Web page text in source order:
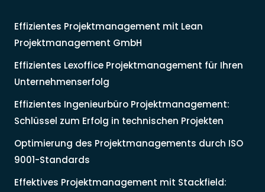
Effizientes Projektmanagement mit Lean
Projektmanagement GmbH
Effizientes Lexoffice Projektmanagement für Ihren
Unternehmenserfolg
Effizientes Ingenieurbüro Projektmanagement:
Schlüssel zum Erfolg in technischen Projekten
Optimierung des Projektmanagements durch ISO
9001-Standards
Effektives Projektmanagement mit Stackfield: